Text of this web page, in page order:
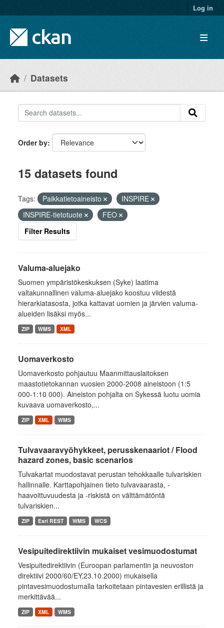
Log in
Datasets
Order by
15 datasets found
Tags: Paikkatietoaineisto
INSPIRE
INSPIRE-tietotuote
FEO
Filter Results
Valuma-aluejako
Suomen ympäristökeskuksen (Syke) laatima
valtakunnallinen valuma-aluejako koostuu viidestä
hierarkiatasosta, jotka kattavat uomien ja järvien valuma-
alueiden lisäksi myös...
ZIP WMS XML
Uomaverkosto
Uomaverkosto pohjautuu Maanmittauslaitoksen
maastotietokannan vuosien 2000-2008 aineistoon (1:5
000-1:10 000). Aineiston pohjalta on Sykessä luotu uomia
kuvaava uomaverkosto,...
ZIP XML WMS
Tulvavaaravyöhykkeet, perusskenaariot / Flood
hazard zones, basic scenarios
Tulvakartat muodostavat perustan tehokkaalle tulvariskien
hallinnalle. Karttapohjainen tieto tulvavaarasta, -
haavoittuvuudesta ja -riskistä on välttämätöntä
tulvariskien...
ZIP Esri REST WMS WCS
Vesipuitedirektiivin mukaiset vesimuodostumat
Vesipuitedirektiivin (Euroopan parlamentin ja neuvoston
direktiivi 2000/60/EY,23.10.2000) mukaisella
pintavesimuodostumalla tarkoitetaan pintavesien erillistä ja
merkittävää...
ZIP XML WMS